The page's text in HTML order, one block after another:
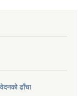
ढाँचा